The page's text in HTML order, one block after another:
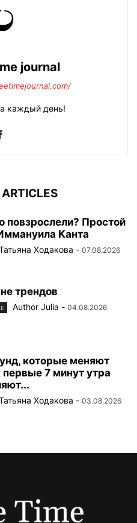
journal
каждый день!
повзрослели? Простой
Канта
Ходакова - 07.08.2026
трендов
Author Julia - 04.08.2026
которые меняют
первые 7 минут утра
Ходакова - 03.08.2026